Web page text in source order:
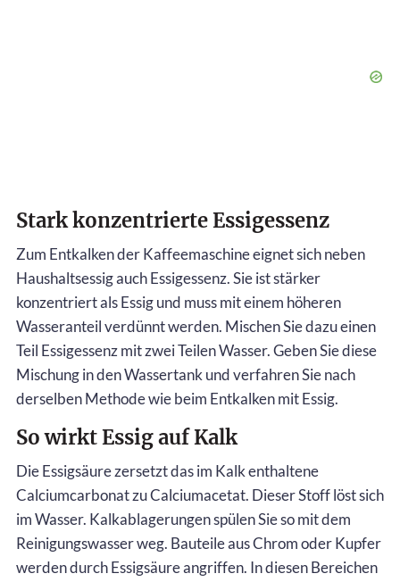
Stark konzentrierte Essigessenz
Zum Entkalken der Kaffeemaschine eignet sich neben
Haushaltsessig auch Essigessenz. Sie ist stärker
konzentriert als Essig und muss mit einem höheren
Wasseranteil verdünnt werden. Mischen Sie dazu einen
Teil Essigessenz mit zwei Teilen Wasser. Geben Sie diese
Mischung in den Wassertank und verfahren Sie nach
derselben Methode wie beim Entkalken mit Essig.
So wirkt Essig auf Kalk
Die Essigsäure zersetzt das im Kalk enthaltene
Calciumcarbonat zu Calciumacetat. Dieser Stoff löst sich
im Wasser. Kalkablagerungen spülen Sie so mit dem
Reinigungswasser weg. Bauteile aus Chrom oder Kupfer
werden durch Essigsäure angriffen. In diesen Bereichen